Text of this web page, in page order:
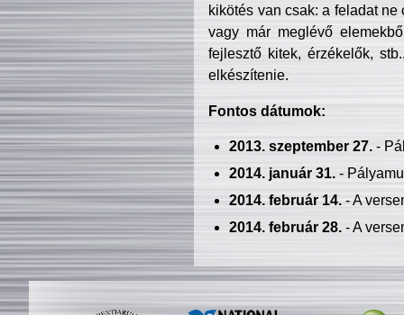
kikötés van csak: a feladat
vagy már meglévő
fejlesztő kitek, érzékelők,
elkészítenie.
Fontos dátumok:
2013. szeptember 27.-
2014. január 31.-
2014. február 14.- A
2014. február 28.- A